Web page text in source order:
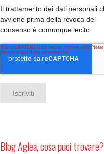
Il trattamento dei dati personali
avviene prima della revoca del
consenso è comunque lecito
Blog Aglea, cosa puoi trovare?